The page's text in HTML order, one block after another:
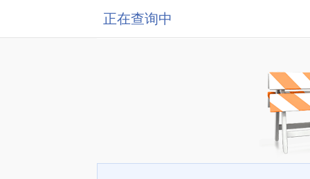
正在查询中